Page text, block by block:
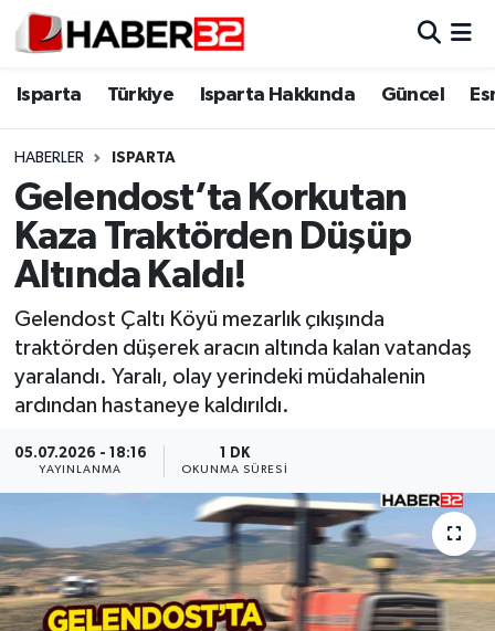
Isparta Türkiye Isparta Hakkında Güncel
HABERLER ISPARTA
Gelendost’ta Korkutan
Kaza Traktörden Düşüp
Altında Kaldı!
Gelendost Çaltı Köyü mezarlık çıkışında
traktörden düşerek aracın altında kalan vatandaş
yaralandı. Yaralı, olay yerindeki müdahalenin
ardından hastaneye kaldırıldı.
05.07.2026 - 18:16
YAYINLANMA
1 DK
OKUNMA SÜRESI
Isparta
Esnaf Diyor ki;
ASAYİŞ
BİLİM VE TEKNOLOJİ
EĞİTİM
Güncel
HABERDE İNSAN
İlginç
Isparta Nöbetçi Eczaneler
Isparta Trafik Yoğunluk Haritası
Süper Lig Puan Durumu ve Fikstür
Tüm Manşetler
Son Dakika Haberleri